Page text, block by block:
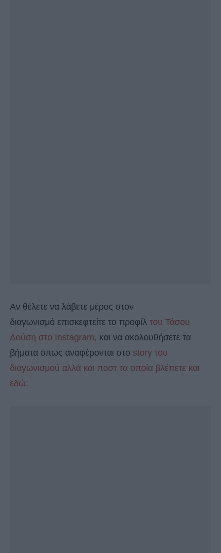
Αν θέλετε να λάβετε μέρος στον
διαγωνισμό επισκεφτείτε το προφίλ του Τάσου
Δούση στο Instagram, και να ακολουθήσετε τα
βήματα όπως αναφέρονται στο story του
διαγωνισμού αλλά και ποστ τα οποία βλέπετε και
εδώ: